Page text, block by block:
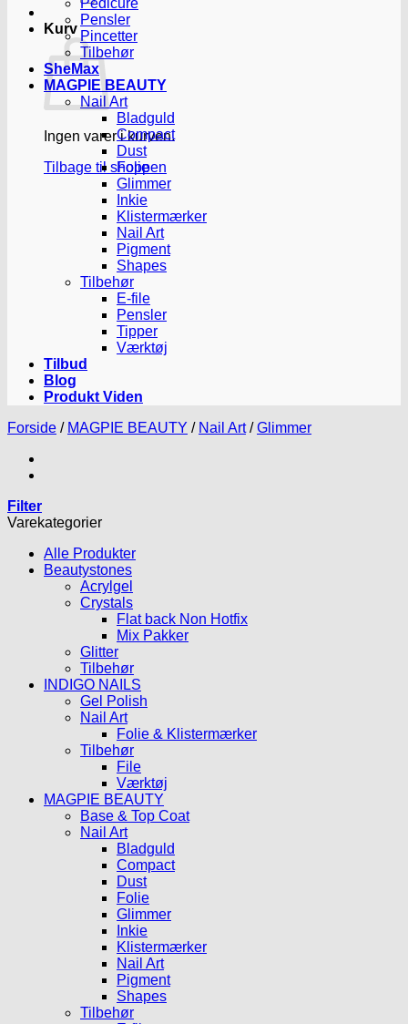
Kurv
Ingen varer i kurven.
Tilbage til shoppen
Pedicure
Pensler
Pincetter
Tilbehør
SheMax
MAGPIE BEAUTY
Nail Art
Bladguld
Compact
Dust
Folie
Glimmer
Inkie
Klistermærker
Nail Art
Pigment
Shapes
Tilbehør
E-file
Pensler
Tipper
Værktøj
Tilbud
Blog
Produkt Viden
Forside / MAGPIE BEAUTY / Nail Art / Glimmer
Filter
Varekategorier
Alle Produkter
Beautystones
Acrylgel
Crystals
Flat back Non Hotfix
Mix Pakker
Glitter
Tilbehør
INDIGO NAILS
Gel Polish
Nail Art
Folie & Klistermærker
Tilbehør
File
Værktøj
MAGPIE BEAUTY
Base & Top Coat
Nail Art
Bladguld
Compact
Dust
Folie
Glimmer
Inkie
Klistermærker
Nail Art
Pigment
Shapes
Tilbehør